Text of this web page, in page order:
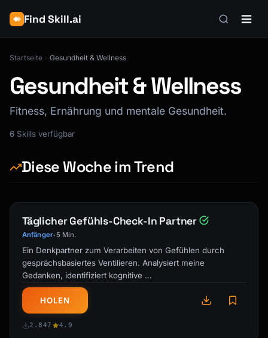
Find Skill.ai
Startseite Gesundheit & Wellness
Gesundheit & Wellness
Fitness, Ernährung und mentale Gesundheit.
6 Skills verfügbar
Diese Woche im Trend
Täglicher Gefühls-Check-In Partner
Anfänger•5 Min.
Ein Denkpartner zum Verarbeiten von Gefühlen durch
gesprächsbasiertes Ventilieren. Analysiert meine
Gedanken, identifiziert kognitive …
HOLEN
2.847 4.9